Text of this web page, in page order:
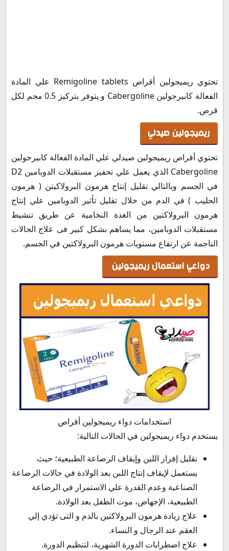
تحتوي ريميجولين أقراص Remigoline tablets علي المادة
الفعالة كابيرجولين Cabergoline و يتوفر بتركيز 0.5 مجم لكل
قرص.
ريميجولين صيدلي
تحتوي أقراص ريميجولين صيدلي علي المادة الفعالة كابيرجولين
Cabergoline الذي يعمل علي تحفيز مستقبلات الدوبامين D2
في الجسم وبالتالي تقليل إنتاج هرمون البرولاكيتن ( هرمون
الحليب ) في الدم من خلال تقليل تأثير الدوبامين علي إنتاج
هرمون البرولاكتين من الغدة النخامية عن طريق تنشيط
مستقبلات الدوبامين، مما يساهم بشكل كبير فى علاج الحالات
الناجمة عن ارتفاع مستويات هرمون البرولاكتين في الجسم.
دواعي استعمال ريميجولين
استخدامات دواء ريميجولين أقراص
يستخدم دواء ريميجولين في الحالات التالية:
تقليل إفراز اللبن وإيقاف الرضاعة الطبيعية؛ حيث
يستعمل لإيقاف إنتاج اللبن بعد الولادة في حالات الرضاعة
الصناعية وعدم القدرة علي الاستمرار في الرضاعة
الطبيعية، الإجهاض، موت الطفل بعد الولادة.
علاج زيادة هرمون البرولاكتين بالدم و التى تؤدي إلي
العقم عند الرجال و النساء.
علاج اضطرابات الدورة الشهرية، لتنظيم الدورة.